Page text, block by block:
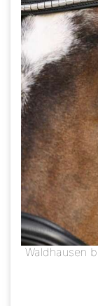
Waldhausen